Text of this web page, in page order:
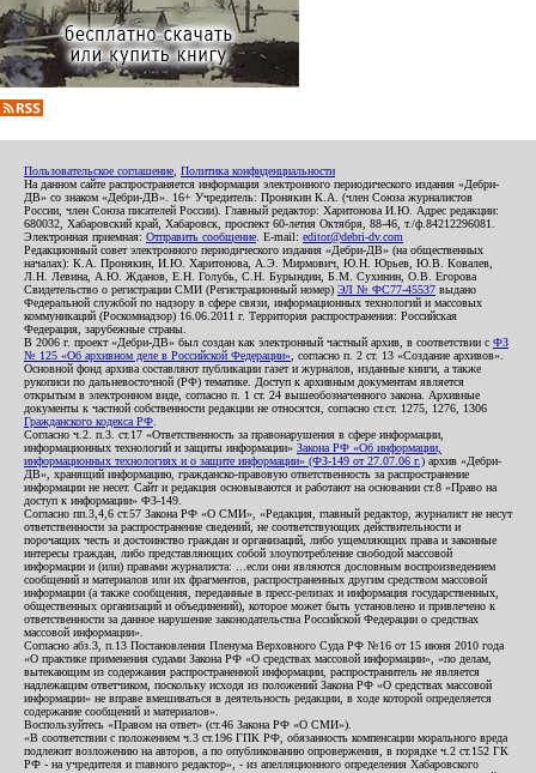
Пользовательское соглашение Политика конфиденциальности
На данном сайте распространяется информация электронного периодического издания «Дебри-
ДВ» со знаком «Дебри-ДВ». 16+ Учредитель: Пронякин К.А. (член Союза журналистов
России, член Союза писателей России). Главный редактор: Харитонова И.Ю. Адрес редакции:
680032, Хабаровский край, Хабаровск, проспект 60-летия Октября, 88-46, т./ф.84212296081.
Электронная приемная: Отправить сообщение . E-mail: editor@debri-dv.com
Редакционный совет электронного периодического издания «Дебри-ДВ» (на общественных
началах): К.А. Пронякин, И.Ю. Харитонова, А.Э. Мирмович, Ю.Н. Юрьев, Ю.В. Ковалев,
Л.Н. Левина, А.Ю. Жданов, Е.Н. Голубь, С.Н. Бурындин, Б.М. Сухинин, О.В. Егорова
Свидетельство о регистрации СМИ (Регистрационный номер) ЭЛ № ФС77-45537 выдано
Федеральной службой по надзору в сфере связи, информационных технологий и массовых
коммуникаций (Роскомнадзор) 16.06.2011 г. Территория распространения: Российская
Федерация, зарубежные страны.
В 2006 г. проект «Дебри-ДВ» был создан как электронный частный архив, в соответствии с ФЗ
№ 125 «Об архивном деле в Российской Федерации» , согласно п. 2 ст. 13 «Создание архивов».
Основной фонд архива составляют публикации газет и журналов, изданные книги, а также
рукописи по дальневосточной (РФ) тематике. Доступ к архивным документам является
открытым в электронном виде, согласно п. 1 ст. 24 вышеобозначенного закона. Архивные
документы к частной собственности редакции не относятся, согласно ст.ст. 1275, 1276, 1306
Гражданского кодекса РФ
Согласно ч.2. п.3. ст.17 «Ответственность за правонарушения в сфере информации,
информационных технологий и защиты информации» Закона РФ «Об информации,
информационных технологиях и о защите информации» (ФЗ-149 от 27.07.06 г.) архив «Дебри-
ДВ», хранящий информацию, гражданско-правовую ответственность за распространение
информации не несет. Сайт и редакция основываются и работают на основании ст.8 «Право на
доступ к информации» ФЗ-149.
Согласно пп.3,4,6 ст.57 Закона РФ «О СМИ», «Редакция, главный редактор, журналист не несут
ответственности за распространение сведений, не соответствующих действительности и
порочащих честь и достоинство граждан и организаций, либо ущемляющих права и законные
интересы граждан, либо представляющих собой злоупотребление свободой массовой
информации и (или) правами журналиста: ...если они являются дословным воспроизведением
сообщений и материалов или их фрагментов, распространенных другим средством массовой
информации (а также сообщения, переданные в пресс-релизах и информация государственных,
общественных организаций и объединений), которое может быть установлено и привлечено к
ответственности за данное нарушение законодательства Российской Федерации о средствах
массовой информации».
Согласно абз.3, п.13 Постановления Пленума Верховного Суда РФ №16 от 15 июня 2010 года
«О практике применения судами Закона РФ «О средствах массовой информации», «по делам,
вытекающим из содержания распространенной информации, распространитель не является
надлежащим ответчиком, поскольку исходя из положений Закона РФ «О средствах массовой
информации» не вправе вмешиваться в деятельность редакции, в ходе которой определяется
содержание сообщений и материалов».
Воспользуйтесь «Правом на ответ» (ст.46 Закона РФ «О СМИ»).
«В соответствии с положением ч.3 ст.196 ГПК РФ, обязанность компенсации морального вреда
подлежит возложению на авторов, а по опубликованию опровержения, в порядке ч.2 ст.152 ГК
РФ - на учредителя и главного редактор», - из апелляционного определения Хабаровского